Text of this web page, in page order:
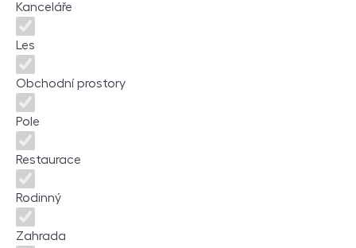
Kanceláře
Les
Obchodní prostory
Pole
Restaurace
Rodinný
Zahrada